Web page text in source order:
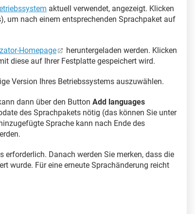
aktuell verwendet, angezeigt. Klicken
um nach einem entsprechenden Sprachpaket auf
Homepage
heruntergeladen werden. Klicken
diese auf Ihrer Festplatte gespeichert wird.
Version Ihres Betriebssystems auszuwählen.
dann über den Button Add languages
des Sprachpakets nötig (das können Sie unter
Sprache kann nach Ende des
erforderlich. Danach werden Sie merken, dass die
wurde. Für eine erneute Sprachänderung reicht